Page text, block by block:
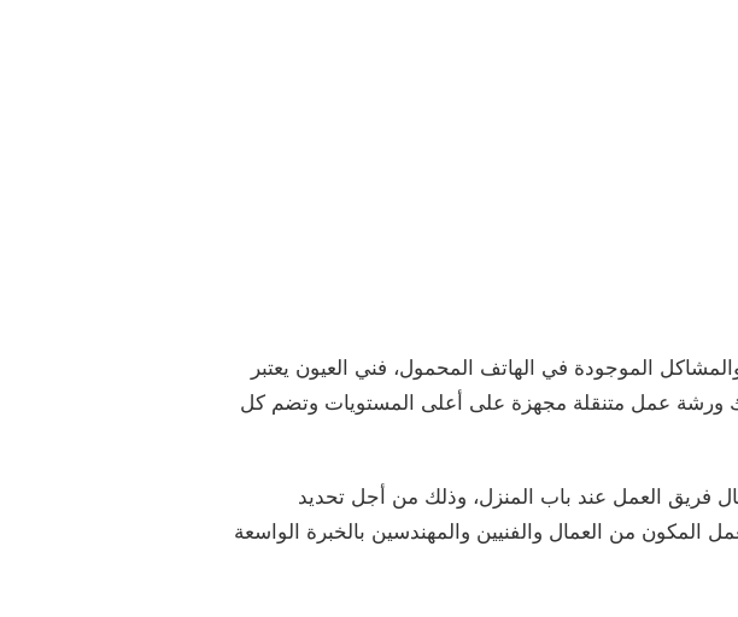
الموجودة في الهاتف المحمول، فني العيون يعتبر
ورشة عمل متنقلة مجهزة على أعلى المستويات وتضم كل
فريق العمل عند باب المنزل، وذلك من أجل تحديد
المكون من العمال والفنيين والمهندسين بالخبرة الواسعة